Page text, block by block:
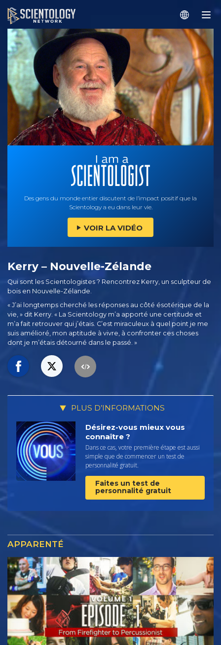
Des gens du monde entier discutent de l’impact positif que la
Scientology a eu dans leur vie.
VOIR LA VIDÉO
Kerry – Nouvelle-Zélande
Qui sont les Scientologistes ? Rencontrez Kerry, un sculpteur de
bois en Nouvelle-Zélande.
« J’ai longtemps cherché les réponses au côté ésotérique de la
vie, » dit Kerry. « La Scientology m’a apporté une certitude et
m’a fait retrouver qui j’étais. C’est miraculeux à quel point je me
suis amélioré, mon aptitude à vivre, à confronter ces choses
dont je m’étais détourné dans le passé. »
PLUS D’INFORMATIONS
Désirez-vous mieux vous
connaître ?
Dans ce cas, votre première étape est aussi
simple que de commencer un test de
personnalité gratuit.
Faites un test de
personnalité gratuit
APPARENTÉ